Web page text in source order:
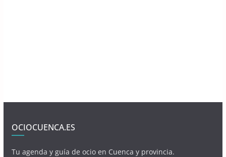
OCIOCUENCA.ES
Tu agenda y guía de ocio en Cuenca y provincia.